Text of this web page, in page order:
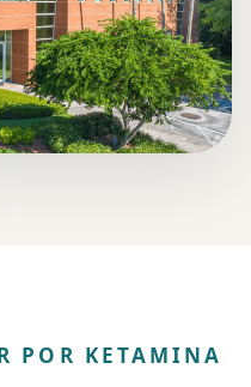
POR KETAMINA